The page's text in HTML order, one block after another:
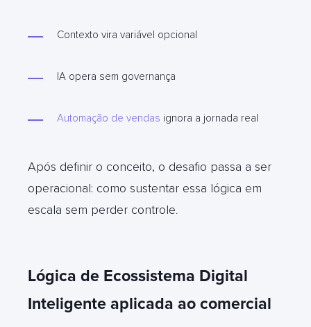
Contexto vira variável opcional
IA opera sem governança
Automação de vendas ignora a jornada real
Após definir o conceito, o desafio passa a ser
operacional: como sustentar essa lógica em
escala sem perder controle.
Lógica de Ecossistema Digital
Inteligente aplicada ao comercial